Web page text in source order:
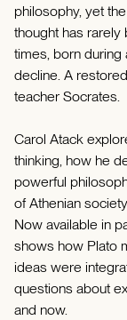
philosophy, yet
thought has rarely
times, born during
decline. A
teacher Socrates.
Carol Atack
thinking, how he
powerful
of Athenian
Now available in
shows how Plato
ideas were
questions about
and now.